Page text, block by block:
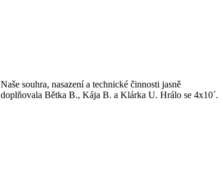
souhra, nasazení a technické činnosti jasně
Bětka B., Kája B. a Klárka U. Hrálo se 4x10´.